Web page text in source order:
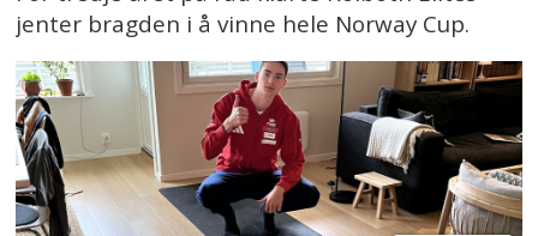
jenter bragden i å vinne hele Norway Cup.